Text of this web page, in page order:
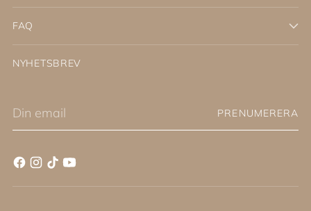
FAQ
NYHETSBREV
Din
PRENUMERERA